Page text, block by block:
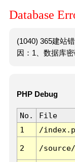
Database
(1040) 365建站
因：1、数据库
PHP Debug
No. File
1
/
2 /